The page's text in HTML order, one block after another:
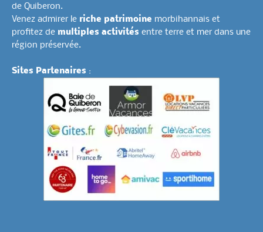
de Quiberon.
Venez admirer le riche patrimoine morbihannais et
profitez de multiples activités entre terre et mer dans une
région préservée.
Sites Partenaires :